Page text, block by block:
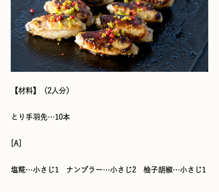
【材料】（2人分）
とり手羽先…10本
[A]
塩糀…小さじ1 ナンプラー…小さじ2 柚子胡椒…小さじ1